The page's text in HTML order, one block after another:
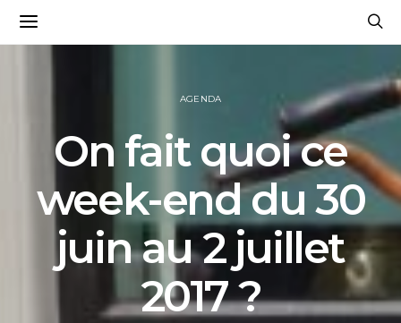
AGENDA
On fait quoi ce
week-end du 30
juin au 2 juillet
2017 ?